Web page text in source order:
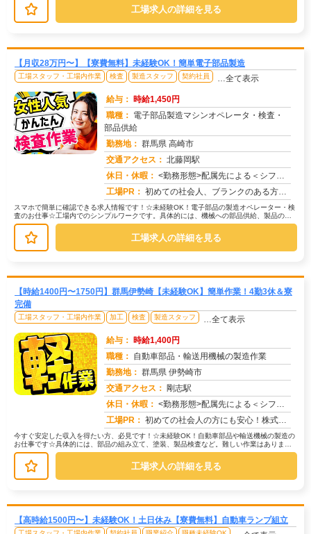
工場求人の詳細を見る
【月収28万円〜】【寮費無料】未経験OK！簡単電子部品製造
工場スタッフ・工場内作業 検査 製造スタッフ 契約社員 …全て表示
給与： 時給1,450円
職種： 電子部品製造マシンオペレータ・検査・
部品供給
勤務地： 群馬県 高崎市
交通アクセス： 北藤岡駅
休日・休暇： <勤務形態>配属先による＜シフト＞4勤2休・5勤2休＜休日＞工場カレンダーによる
工場PR： 初めての社会人、ブランクのある方、未経験の方も安心！☆充実のサポート体制で、新しい一歩を踏み出せます☆・すぐに住み...
スマホで簡単に確認できる求人情報です！☆未経験OK！電子部品の製造オペレーター・検
査のお仕事☆工場内でのシンプルワークです。具体的には、機械への部品供給、製品の取
り出し、機械の洗浄、検品・検査と...
工場求人の詳細を見る
【時給1400円〜1750円】群馬伊勢崎【未経験OK】簡単作業！4勤3休＆寮
完備
工場スタッフ・工場内作業 加工 検査 製造スタッフ …全て表示
給与： 時給1,400円
職種： 自動車部品・輸送用機械の製造作業
勤務地： 群馬県 伊勢崎市
交通アクセス：
剛志駅
休日・休暇： <勤務形態>配属先による＜シフト＞4勤3休＜休日＞工場カレンダーによる/長期休暇/GW /夏季/ 年末年始
工場PR： 初めての社会人の方にも安心！株式会社京栄センターの求人です。☆家具付き寮で初期費用0円！鞄一つで新生活を始められま...
今すぐ安定した収入を得たい方、必見です！☆未経験OK！自動車部品や輸送機械の製造の
お仕事です☆具体的には、部品の組み立て、塗装、製品検査など。難しい作業はありませ
ん。研修があるので、初めての方で...
工場求人の詳細を見る
【高時給1500円〜】未経験OK！土日休み【寮費無料】自動車ランプ組立